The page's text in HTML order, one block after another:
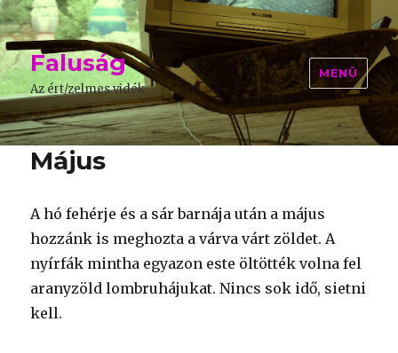
Faluság
Az ért/zelmes vidék
MENÜ
Május
A hó fehérje és a sár barnája után a május
hozzánk is meghozta a várva várt zöldet. A
nyírfák mintha egyazon este öltötték volna fel
aranyzöld lombruhájukat. Nincs sok idő, sietni
kell.